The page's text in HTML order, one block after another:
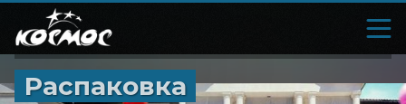
Распаковка